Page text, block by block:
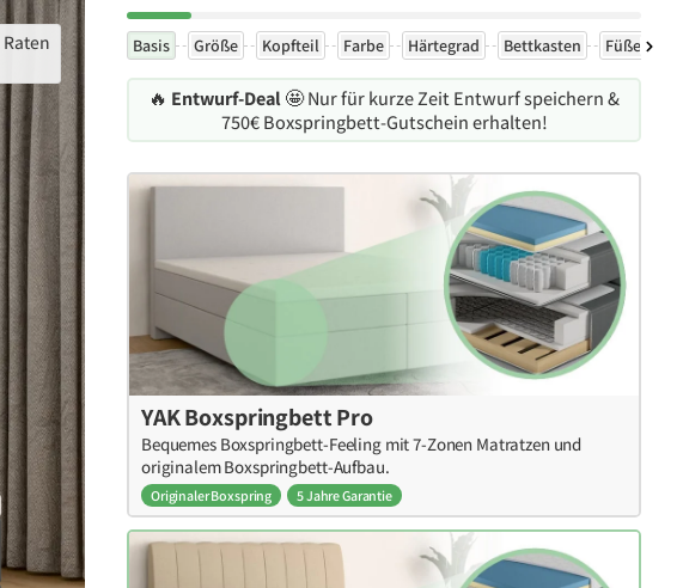
Raten
Basis Größe Kopfteil Farbe Härtegrad Bettkasten Füße
🔥 Entwurf-Deal🤩 Nur für kurze Zeit Entwurf speichern &
750€ Boxspringbett-Gutschein erhalten!
YAK Boxspringbett Pro
Bequemes Boxspringbett-Feeling mit 7-Zonen Matratzen und
originalem Boxspringbett-Aufbau.
Originaler Boxspring 5 Jahre Garantie